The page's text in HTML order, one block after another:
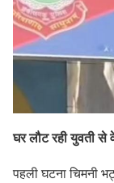
घर लौट रही युवती से
पहली घटना चिमनी